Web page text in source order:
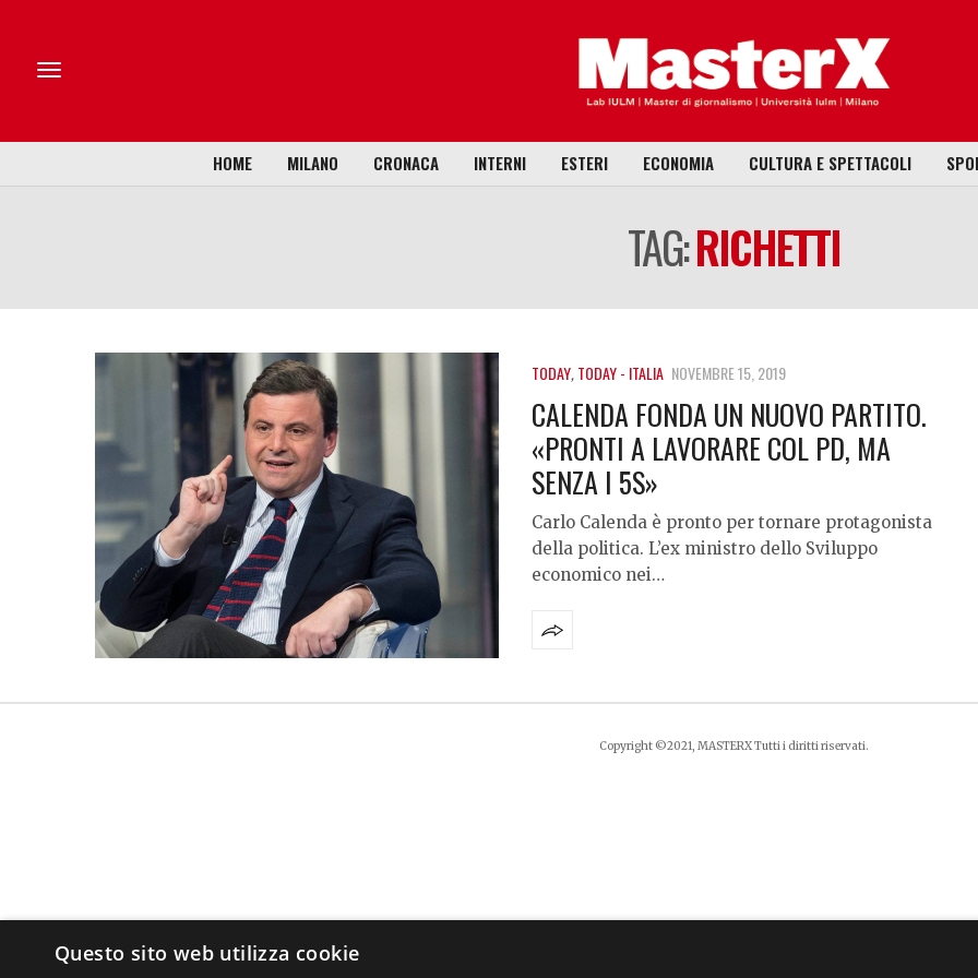
HOME MILANO CRONACA INTERNI ESTERI ECONOMIA CULTURA E SPETTACOLI
TAG:RICHETTI
TODAY,TODAY - ITALIA NOVEMBRE 15, 2019
CALENDA FONDA UN NUOVO PARTITO.
«PRONTI A LAVORARE COL PD, MA
SENZA I 5S»
Carlo Calenda è pronto per tornare protagonista
della politica. L’ex ministro dello Sviluppo
economico nei…
Copyright ©2021, MASTERX Tutti i diritti riservati.
Questo sito web utilizza cookie